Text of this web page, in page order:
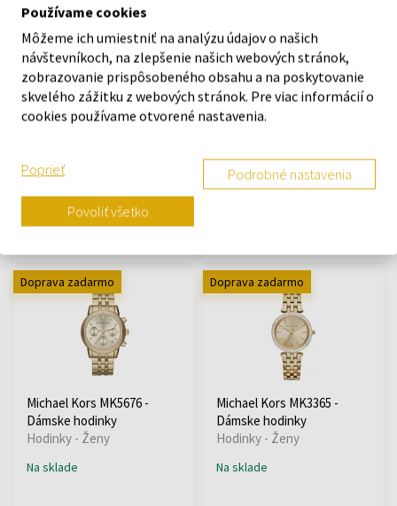
Michael Kors MK5188 -
Dámske hodinky
Casio GMA-S110GS-8AER G-
Shock Men&#039;s 43mm
Hodinky - Ženy
Na sklade
Doprava zadarmo
Michael Kors MK5676 -
Dámske hodinky
Hodinky - Ženy
Na sklade
Doprava zadarmo
Michael Kors MK3365 -
Dámske hodinky
Hodinky - Ženy
Na sklade
Používame cookies
Môžeme ich umiestniť na analýzu údajov o našich
návštevníkoch, na zlepšenie našich webových stránok,
zobrazovanie prispôsobeného obsahu a na poskytovanie
skvelého zážitku z webových stránok. Pre viac informácií o
cookies používame otvorené nastavenia.
Poprieť Podrobné nastavenia
Povoliť všetko